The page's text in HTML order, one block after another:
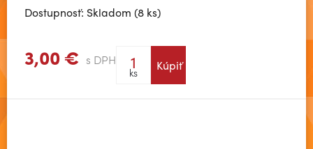
Dostupnosť: Skladom (8 ks)
3,00 € s DPH
ks Kúpiť
Zobraziť viac